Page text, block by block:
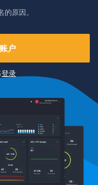
的原因。
户
登录